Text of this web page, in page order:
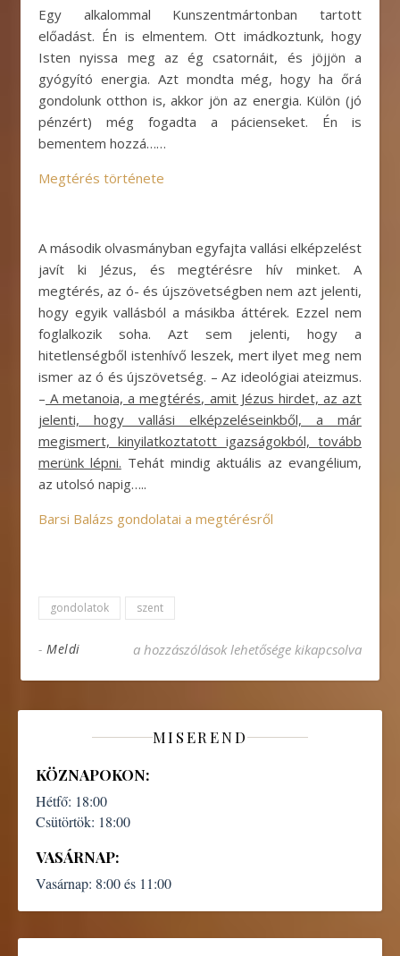
Egy alkalommal Kunszentmártonban tartott
előadást. Én is elmentem. Ott imádkoztunk, hogy
Isten nyissa meg az ég csatornáit, és jöjjön a
gyógyító energia. Azt mondta még, hogy ha őrá
gondolunk otthon is, akkor jön az energia. Külön (jó
pénzért) még fogadta a pácienseket. Én is
bementem hozzá……
Megtérés története
A második olvasmányban egyfajta vallási elképzelést
javít ki Jézus, és megtérésre hív minket. A
megtérés, az ó- és újszövetségben nem azt jelenti,
hogy egyik vallásból a másikba áttérek. Ezzel nem
foglalkozik soha. Azt sem jelenti, hogy a
hitetlenségből istenhívő leszek, mert ilyet meg nem
ismer az ó és újszövetség. – Az ideológiai ateizmus.
– A metanoia, a megtérés, amit Jézus hirdet, az azt
jelenti, hogy vallási elképzeléseinkből, a már
megismert, kinyilatkoztatott igazságokból, tovább
merünk lépni. Tehát mindig aktuális az evangélium,
az utolsó napig…..
Barsi Balázs gondolatai a megtérésről
gondolatok szent
- Meldi Szent Pál megtérése bejegyzéshez
a hozzászólások lehetősége kikapcsolva
MISEREND
KÖZNAPOKON:
Hétfő: 18:00
Csütörtök: 18:00
VASÁRNAP:
Vasárnap: 8:00 és 11:00